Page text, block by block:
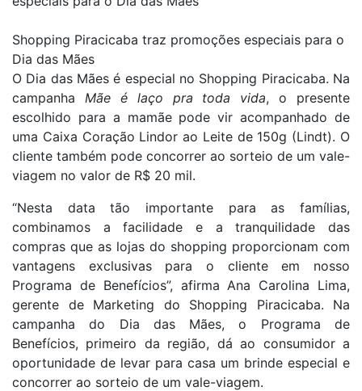
Shopping Piracicaba traz promoções especiais para o
Dia das Mães
O Dia das Mães é especial no Shopping Piracicaba. Na
campanha Mãe é laço pra toda vida, o presente
escolhido para a mamãe pode vir acompanhado de
uma Caixa Coração Lindor ao Leite de 150g (Lindt). O
cliente também pode concorrer ao sorteio de um vale-
viagem no valor de R$ 20 mil.
“Nesta data tão importante para as famílias,
combinamos a facilidade e a tranquilidade das
compras que as lojas do shopping proporcionam com
vantagens exclusivas para o cliente em nosso
Programa de Benefícios”, afirma Ana Carolina Lima,
gerente de Marketing do Shopping Piracicaba. Na
campanha do Dia das Mães, o Programa de
Benefícios, primeiro da região, dá ao consumidor a
oportunidade de levar para casa um brinde especial e
concorrer ao sorteio de um vale-viagem.